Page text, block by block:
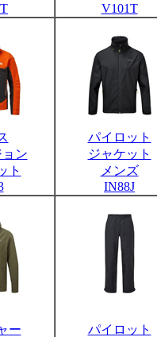
V101T
ン
ト
パイロット
ジャケット
メンズ
IN88J
ー
パイロット